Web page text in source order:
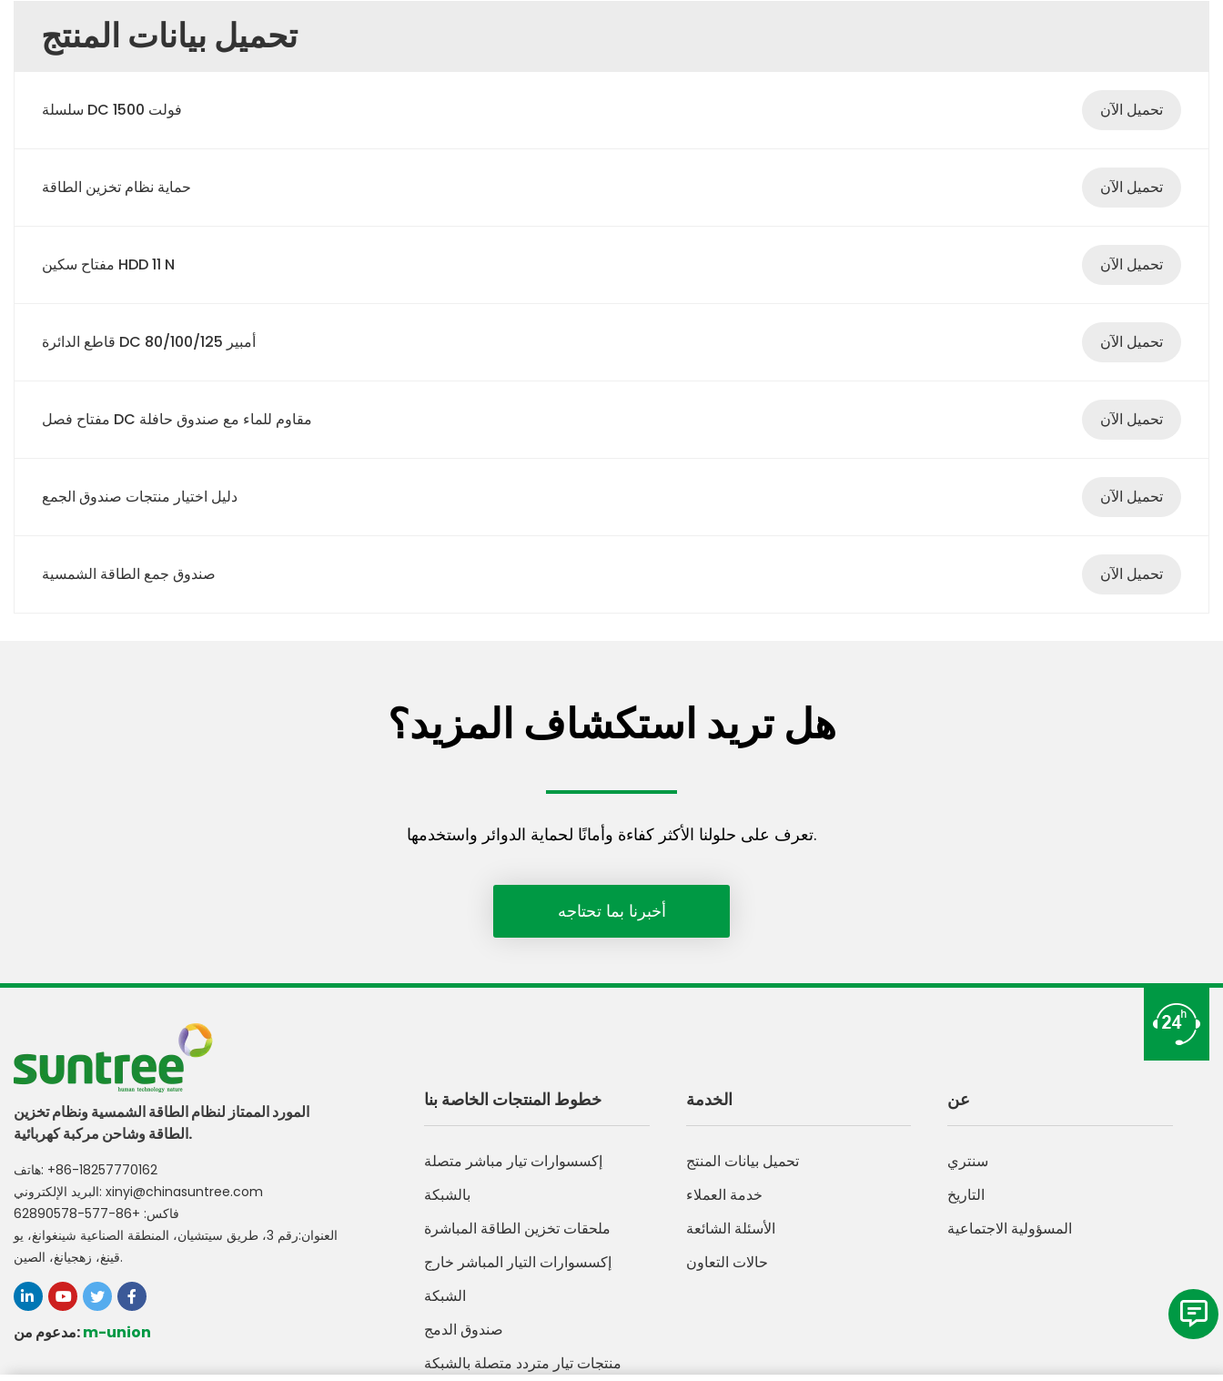
تحميل بيانات المنتج
سلسلة DC 1500 فولت تحميل الآن
حماية نظام تخزين الطاقة تحميل الآن
مفتاح سكين HDD 11 N تحميل الآن
قاطع الدائرة DC 80/100/125 أمبير تحميل الآن
مفتاح فصل DC مقاوم للماء مع صندوق حافلة تحميل الآن
دليل اختيار منتجات صندوق الجمع تحميل الآن
صندوق جمع الطاقة الشمسية تحميل الآن
هل تريد استكشاف المزيد؟
تعرف على حلولنا الأكثر كفاءة وأمانًا لحماية الدوائر واستخدمها.
أخبرنا بما تحتاجه
المورد الممتاز لنظام الطاقة الشمسية ونظام تخزين
الطاقة وشاحن مركبة كهربائية.
هاتف: +86-18257770162
البريد الإلكتروني: xinyi@chinasuntree.com
فاكس: +86-577-62890578
العنوان:رقم 3، طريق سيتشيان، المنطقة الصناعية شينغوانغ، يو
قينغ، زهجيانغ، الصين.
مدعوم من:m-union
خطوط المنتجات الخاصة بنا
إكسسوارات تيار مباشر متصلة
بالشبكة
ملحقات تخزين الطاقة المباشرة
إكسسوارات التيار المباشر خارج
الشبكة
صندوق الدمج
منتجات تيار متردد متصلة بالشبكة
الخدمة
تحميل بيانات المنتج
خدمة العملاء
الأسئلة الشائعة
حالات التعاون
عن
سنتري
التاريخ
المسؤولية الاجتماعية